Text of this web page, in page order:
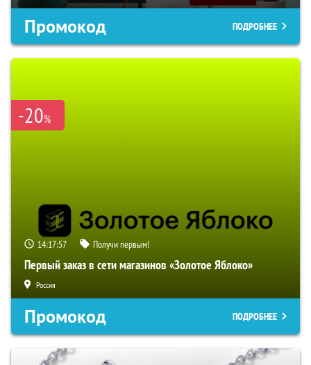
Промокод ПОДРОБНЕЕ
-20%
14:17:56 Получи первым!
Первый заказ в сети магазинов «Золотое Яблоко»
Россия
Промокод ПОДРОБНЕЕ